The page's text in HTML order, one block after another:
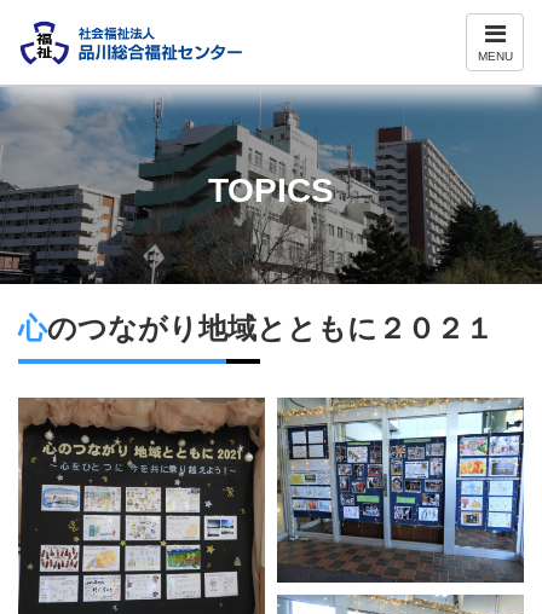
ナ
ビ
ゲ
シ
ョ
MENU
TOPICS
心のつながり地域とともに２０２１